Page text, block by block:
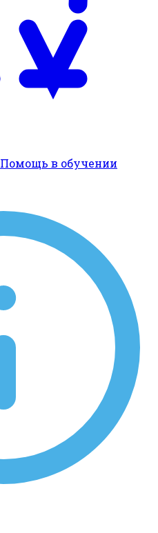
Помощь в обучении